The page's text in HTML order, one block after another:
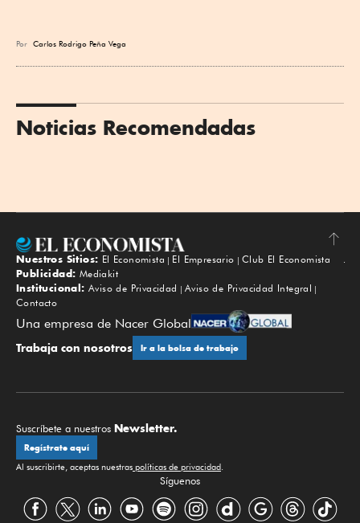
Por Carlos Rodrigo Peña Vega
Noticias Recomendadas
Subir
Nuestros Sitios: El Economista El Empresario
Club El Economista
Publicidad: Mediakit
Institucional: Aviso de Privacidad
Aviso de Privacidad Integral
Contacto
Una empresa de Nacer Global
Trabaja con nosotros Ir a la bolsa de trabajo
Suscríbete a nuestros Newsletter.
Regístrate aquí
Al suscribirte, aceptas nuestras políticas de privacidad.
Síguenos